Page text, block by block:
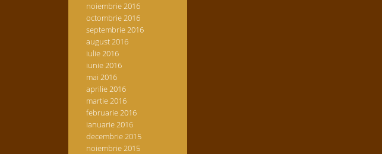
noiembrie 2016
octombrie 2016
septembrie 2016
august 2016
iulie 2016
iunie 2016
mai 2016
aprilie 2016
martie 2016
februarie 2016
ianuarie 2016
decembrie 2015
noiembrie 2015